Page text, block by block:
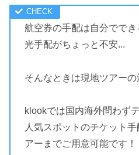
航空券の手配は自分でで
光手配がちょっと不安...
そんなときは現地ツアーの
klookでは国内海外問わず
人気スポットのチケット
アーまでご用意可能です！